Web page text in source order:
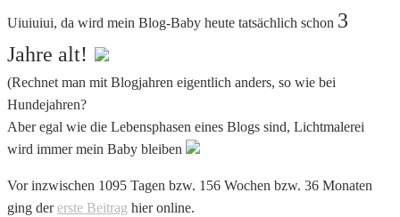
Uiuiuiui, da wird mein Blog-Baby heute tatsächlich schon 3
Jahre alt!
(Rechnet man mit Blogjahren eigentlich anders, so wie bei
Hundejahren?
Aber egal wie die Lebensphasen eines Blogs sind, Lichtmalerei
wird immer mein Baby bleiben
Vor inzwischen 1095 Tagen bzw. 156 Wochen bzw. 36 Monaten
ging dererste Beitrag hier online.